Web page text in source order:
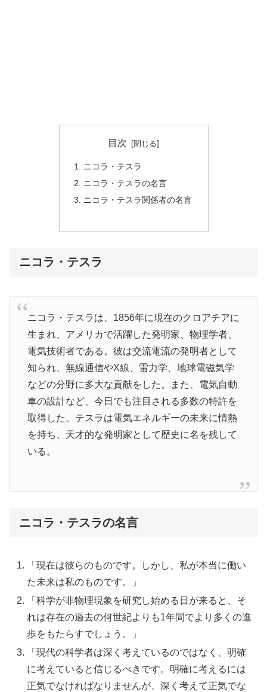
目次
ニコラ・テスラ
ニコラ・テスラの名言
ニコラ・テスラ関係者の名言
ニコラ・テスラ
ニコラ・テスラは、1856年に現在のクロアチアに
生まれ、アメリカで活躍した発明家、物理学者、
電気技術者である。彼は交流電流の発明者として
知られ、無線通信やX線、雷力学、地球電磁気学
などの分野に多大な貢献をした。また、電気自動
車の設計など、今日でも注目される多数の特許を
取得した。テスラは電気エネルギーの未来に情熱
を持ち、天才的な発明家として歴史に名を残して
いる。
ニコラ・テスラの名言
「現在は彼らのものです。しかし、私が本当に働い
た未来は私のものです。」
「科学が非物理現象を研究し始める日が来ると、そ
れは存在の過去の何世紀よりも1年間でより多くの進
歩をもたらすでしょう。」
「現代の科学者は深く考えているのではなく、明確
に考えていると信じるべきです。明確に考えるには
正気でなければなりませんが、深く考えて正気でな